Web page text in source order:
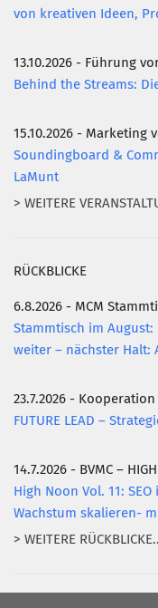
von kreativen Ideen,
13.10.2026 - Führung
Behind the Streams:
15.10.2026 - Marketing
Soundingboard &
LaMunt
> WEITERE
RÜCKBLICKE
6.8.2026 - MCM
Stammtisch im
weiter – nächster Halt:
23.7.2026 - Kooperation
FUTURE LEAD –
14.7.2026 - BVMC –
High Noon Vol. 11:
Wachstum skalieren-
> WEITERE